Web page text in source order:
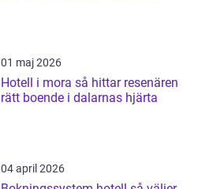
01 maj 2026
Hotell i mora så hittar resenären
rätt boende i dalarnas hjärta
04 april 2026